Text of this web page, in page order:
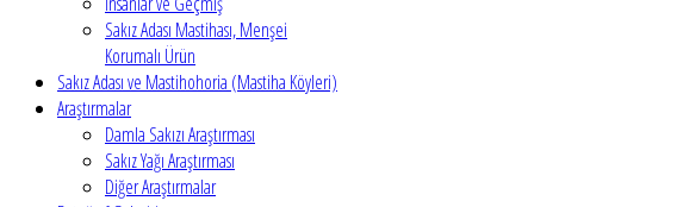
Sakız Adası Mastihası, Menşei
Korumalı Ürün
Sakız Adası ve Mastihohoria (Mastiha Köyleri)
Araştırmalar
Damla Sakızı Araştırması
Sakız Yağı Araştırması
Diğer Araştırmalar